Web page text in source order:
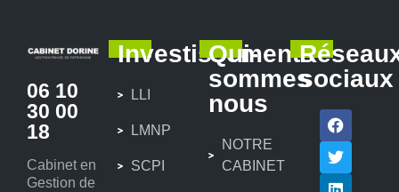
06 10
30 00
18
Cabinet en
Gestion de
Investissements
LLI
LMNP
SCPI
Qui-
sommes
nous
NOTRE
CABINET
sociaux